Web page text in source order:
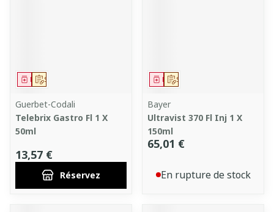
Sur prescription
Médicament
Guerbet-Codali
Telebrix Gastro Fl 1 X
50ml
13,57 €
Réservez
Sur prescription
Médicament
Bayer
Ultravist 370 Fl Inj 1 X
150ml
65,01 €
En rupture de stock